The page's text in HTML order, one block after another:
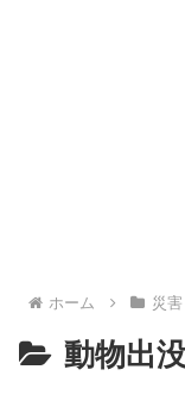
ホーム 災害
動物出